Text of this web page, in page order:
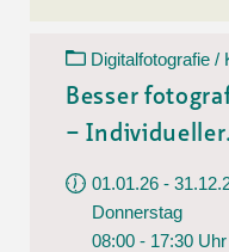
Digitalfotografie /
Besser
–
01.01.26 -
Donnerstag
08:00 - 17:30 Uhr